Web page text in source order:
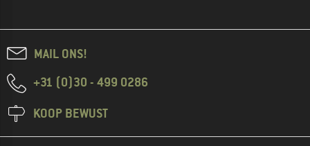
MAIL ONS!
+31 (0)30 - 499 0286
KOOP BEWUST